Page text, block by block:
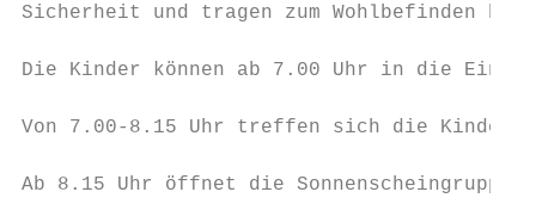
Sicherheit und tragen zum Wohlbefinden bei.
Die Kinder können ab 7.00 Uhr in die
Von 7.00-8.15 Uhr treffen sich die Kinder in
Ab 8.15 Uhr öffnet die Sonnenscheingruppe.